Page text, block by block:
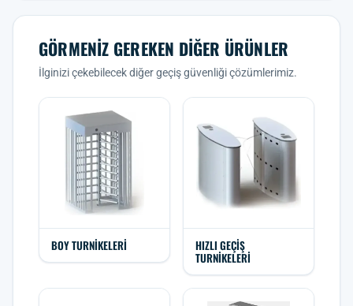
GÖRMENIZ GEREKEN DIĞER ÜRÜNLER
İlginizi çekebilecek diğer geçiş güvenliği çözümlerimiz.
BOY TURNIKELERI
HIZLI GEÇIŞ
TURNIKELERI